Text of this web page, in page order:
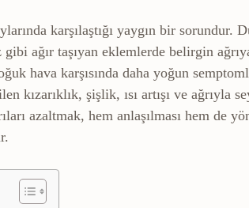
karşılaştığı yaygın bir sorundur.
ağır taşıyan eklemlerde belirgin
hava karşısında daha yoğun
kızarıklık, şişlik, ısı artışı ve ağrıyla
azaltmak, hem anlaşılması hem de